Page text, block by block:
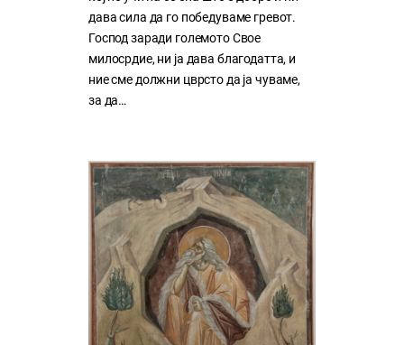
дава сила да го победуваме гревот.
Господ заради големото Свое
милосрдие, ни ја дава благодатта, и
ние сме должни цврсто да ја чуваме,
за да…